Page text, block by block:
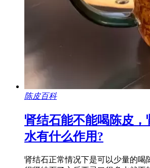
陈皮百科
肾结石能不能喝陈皮，
水有什么作用?
肾结石正常情况下是可以少量的喝